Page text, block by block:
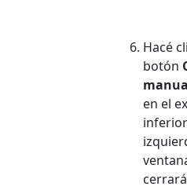
Hacé
botón
en el
inferior